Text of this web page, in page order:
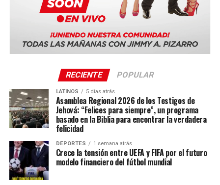
RECIENTE POPULAR
LATINOS 5 días atrás
Asamblea Regional 2026 de los Testigos de
Jehová: “Felices para siempre”, un programa
basado en la Biblia para encontrar la verdadera
felicidad
DEPORTES 1 semana atrás
Crece la tensión entre UEFA y FIFA por el futuro
modelo financiero del fútbol mundial